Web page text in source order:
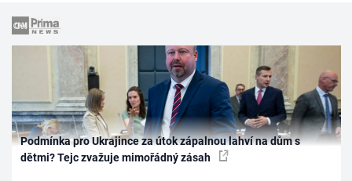
Podmínka pro Ukrajince za útok zápalnou lahví na dům s
dětmi? Tejc zvažuje mimořádný zásah